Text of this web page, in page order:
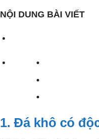
NỘI DUNG BÀI VIẾT
1. Đá khô có